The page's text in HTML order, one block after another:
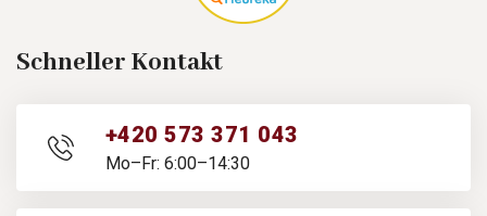
Schneller Kontakt
+420 573 371 043
Mo–Fr: 6:00–14:30